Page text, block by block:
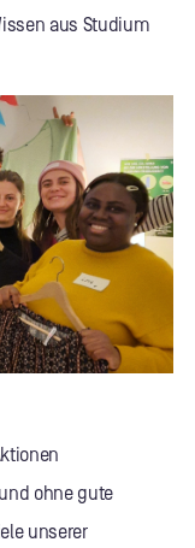
aus Studium
ohne gute
unserer